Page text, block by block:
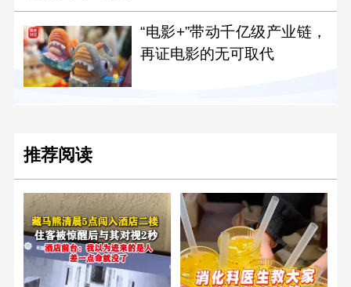
“电影+”带动千亿级产业链，
再证电影的无可取代
推荐阅读